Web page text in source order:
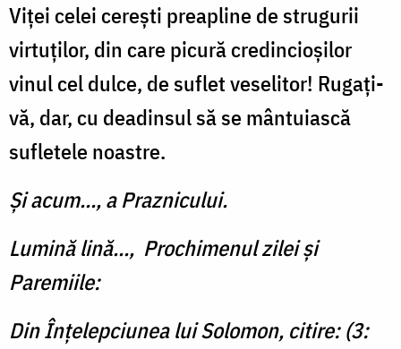
Viței celei cerești preapline de strugurii
virtuților, din care picură credincioșilor
vinul cel dulce, de suflet veselitor! Rugați-
vă, dar, cu deadinsul să se mântuiască
sufletele noastre.
Şi acum..., a Praznicului.
Lumină lină..., Prochimenul zilei şi
Paremiile:
Din Înțelepciunea lui Solomon, citire: (3: